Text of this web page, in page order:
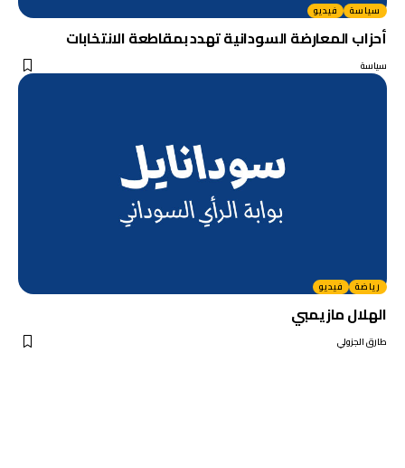
سياسة فيديو
أحزاب المعارضة السودانية تهدد بمقاطعة الانتخابات
سياسة
رياضة فيديو
الهلال مازيمبي
طارق الجزولي